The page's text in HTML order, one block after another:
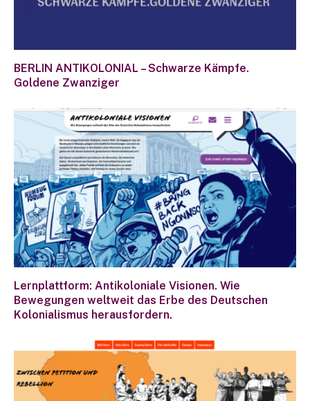
BERLIN ANTIKOLONIAL – Schwarze Kämpfe.
Goldene Zwanziger
Lernplattform: Antikoloniale Visionen. Wie
Bewegungen weltweit das Erbe des Deutschen
Kolonialismus herausfordern.